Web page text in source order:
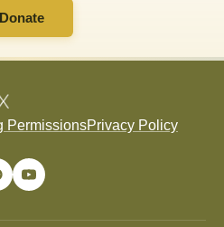
Donate
PermissionsPrivacy Policy